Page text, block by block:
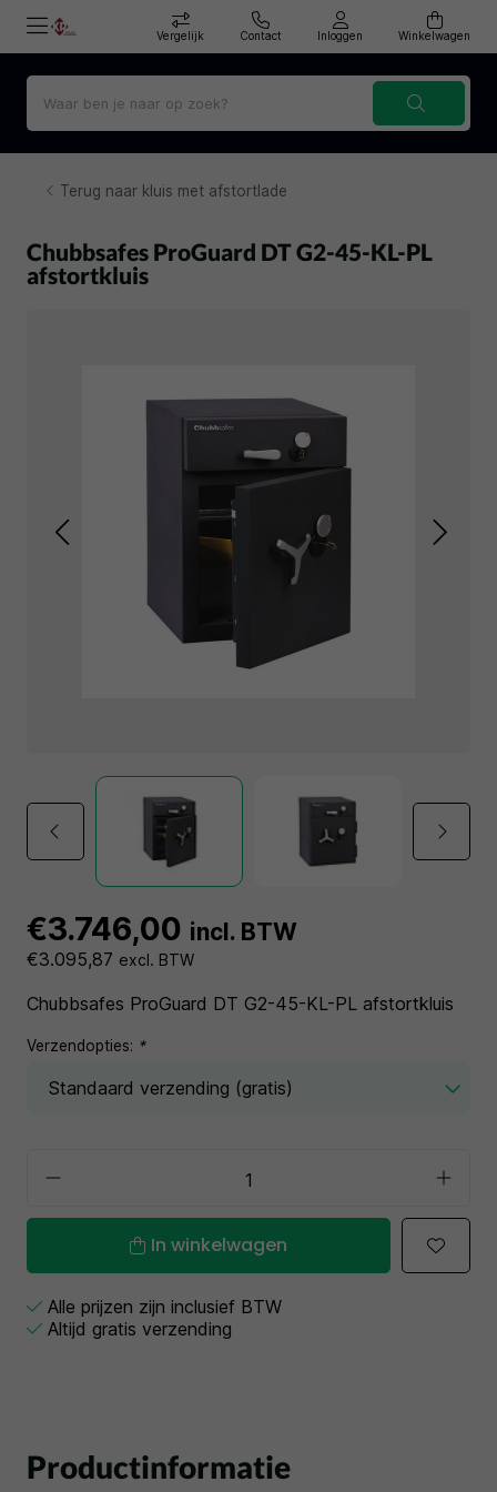
Vergelijk Contact Inloggen Winkelwagen
Terug naar kluis met afstortlade
Chubbsafes ProGuard DT G2-45-KL-PL
afstortkluis
€3.746,00 incl. BTW
€3.095,87 excl. BTW
Chubbsafes ProGuard DT G2-45-KL-PL afstortkluis
Verzendopties: *
In winkelwagen
Alle prijzen zijn inclusief BTW
Altijd gratis verzending
Productinformatie